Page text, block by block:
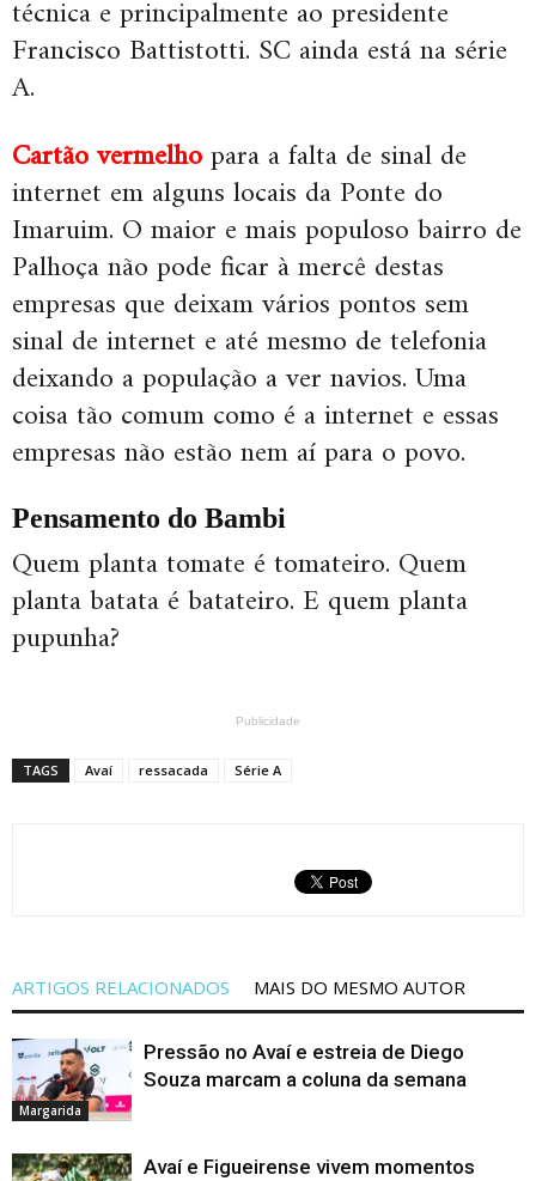
técnica e principalmente ao presidente
Francisco Battistotti. SC ainda está na série
A.
Cartão vermelhopara a falta de sinal de
internet em alguns locais da Ponte do
Imaruim. O maior e mais populoso bairro de
Palhoça não pode ficar à mercê destas
empresas que deixam vários pontos sem
sinal de internet e até mesmo de telefonia
deixando a população a ver navios. Uma
coisa tão comum como é a internet e essas
empresas não estão nem aí para o povo.
Pensamento do Bambi
Quem planta tomate é tomateiro. Quem
planta batata é batateiro. E quem planta
pupunha?
Publicidade
TAGS Avaí ressacada Série A
ARTIGOS RELACIONADOS MAIS DO MESMO AUTOR
Margarida
Pressão no Avaí e estreia de Diego
Souza marcam a coluna da semana
Avaí e Figueirense vivem momentos